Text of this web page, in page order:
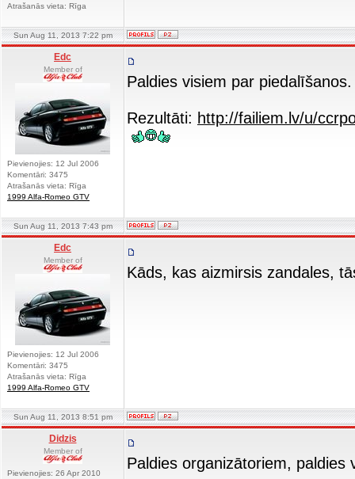
Atrašanās vieta: Rīga
Sun Aug 11, 2013 7:22 pm
Edc
Member of
Pievienojies: 12 Jul 2006
Komentāri: 3475
Atrašanās vieta: Rīga
1999 Alfa-Romeo GTV
Paldies visiem par
Rezultāti: http://failiem.lv/u/
Sun Aug 11, 2013 7:43 pm
Edc
Member of
Pievienojies: 12 Jul 2006
Komentāri: 3475
Atrašanās vieta: Rīga
1999 Alfa-Romeo GTV
Kāds, kas aizmirsis zandales,
Sun Aug 11, 2013 8:51 pm
Didzis
Member of
Pievienojies: 26 Apr 2010
Paldies organizātoriem, paldies